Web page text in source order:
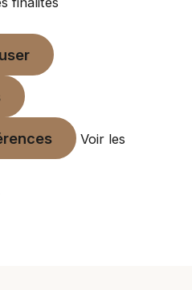
Voir les